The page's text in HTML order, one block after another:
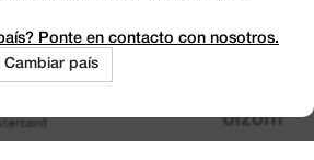
Ponte en contacto con nosotros.
Cambiar país